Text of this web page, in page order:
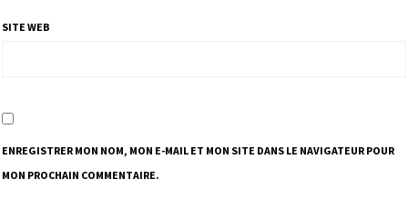
SITE WEB
ENREGISTRER MON NOM, MON E-MAIL ET MON SITE DANS LE NAVIGATEUR POUR
MON PROCHAIN COMMENTAIRE.